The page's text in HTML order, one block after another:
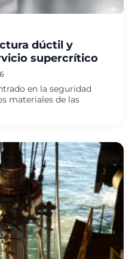
dúctil y
supercrítico
en la seguridad
materiales de las